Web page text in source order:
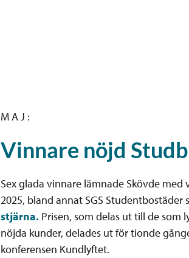
M A J :
Vinnare nöjd
Sex glada vinnare lämnade Skövde
2025, bland annat SGS Studentbostäder
stjärna. Prisen, som delas ut till de som
nöjda kunder, delades ut för tionde
konferensen Kundlyftet.